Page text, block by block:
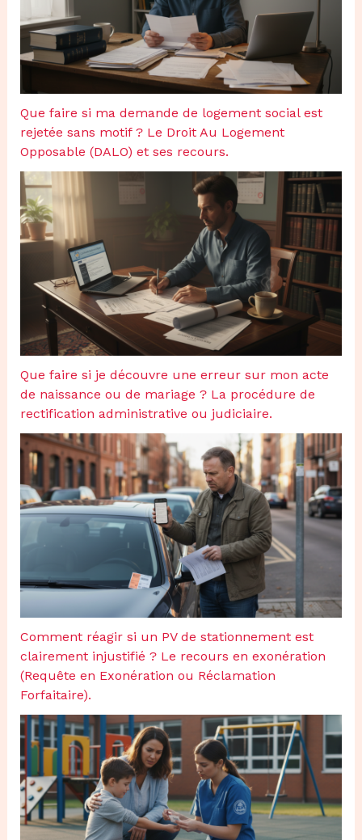
Que faire si ma demande de logement social est
rejetée sans motif ? Le Droit Au Logement
Opposable (DALO) et ses recours.
Que faire si je découvre une erreur sur mon acte
de naissance ou de mariage ? La procédure de
rectification administrative ou judiciaire.
Comment réagir si un PV de stationnement est
clairement injustifié ? Le recours en exonération
(Requête en Exonération ou Réclamation
Forfaitaire).